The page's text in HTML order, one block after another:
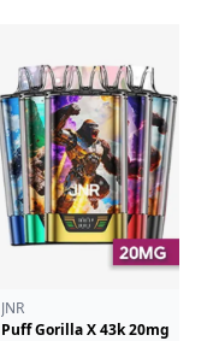
JNR
Puff Gorilla X 43k 20mg